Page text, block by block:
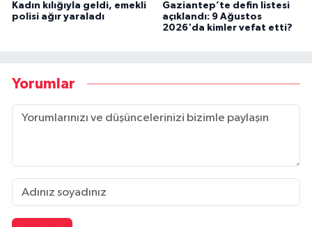
Kadın kılığıyla geldi, emekli
polisi ağır yaraladı
Gaziantep’te defin listesi
açıklandı: 9 Ağustos
2026'da kimler vefat etti?
Yorumlar